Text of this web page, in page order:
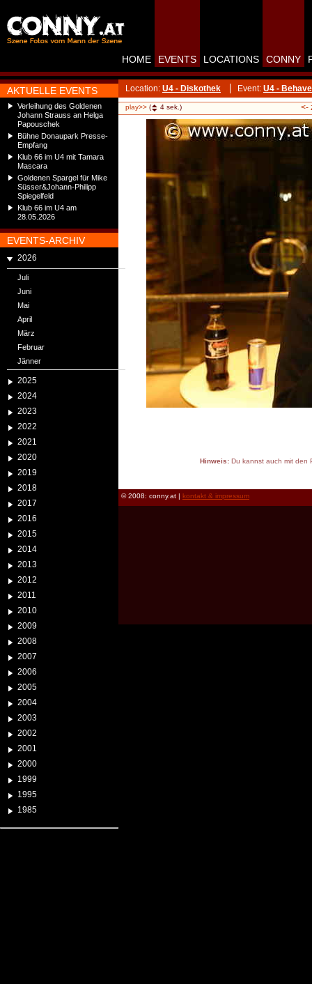
AKTUELLE EVENTS
Verleihung des Goldenen
Johann Strauss an Helga
Papouschek
Bühne Donaupark Presse-
Empfang
Klub 66 im U4 mit Tamara
Mascara
Goldenen Spargel für Mike
Süsser&Johann-Philipp
Spiegelfeld
Klub 66 im U4 am
28.05.2026
EVENTS-ARCHIV
2026
Juli
Juni
Mai
April
März
Februar
Jänner
2025
2024
2023
2022
2021
2020
2019
2018
2017
2016
2015
2014
2013
2012
2011
2010
2009
2008
2007
2006
2005
2004
2003
2002
2001
2000
1999
1995
1985
HOME EVENTS LOCATIONS CONNY
Location: U4 - Diskothek Event: U4 -
play>> ( 4 sek.) <-
Hinweis:Du kannst auch mit den
© 2008: conny.at | kontakt & impressum